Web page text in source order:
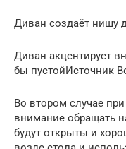
Диван создаёт нишу
Диван акцентирует
бы пустойИсточник
Во втором случае
внимание обращать
будут открыты и